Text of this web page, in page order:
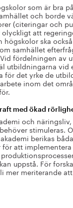
som är bra
och borde
(citeringar och
att
högskolor ska
samhället
fördelningen av
utbildningarna vid
för det yrke de
inom det
med ökad
och
stimuleras.
berikas
att implementera
uppstå. För
mer meriterande